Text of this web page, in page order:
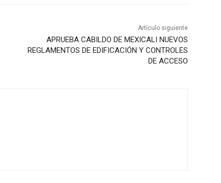
Artículo siguiente
APRUEBA CABILDO DE MEXICALI NUEVOS
REGLAMENTOS DE EDIFICACIÓN Y CONTROLES
DE ACCESO